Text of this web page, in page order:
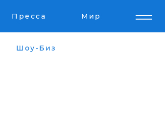
Пресса Мир
Шоу-Биз